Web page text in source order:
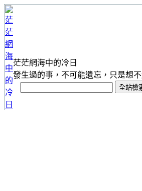
茫茫網海中的冷日
發生過的事，不可能遺忘，只是想不